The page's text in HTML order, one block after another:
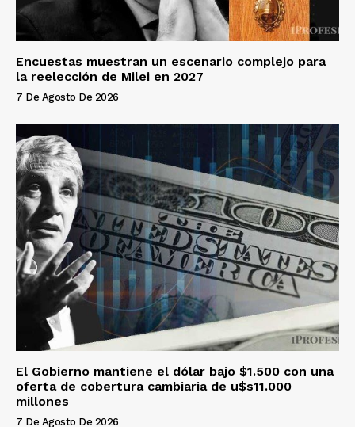
Encuestas muestran un escenario complejo para
la reelección de Milei en 2027
7 De Agosto De 2026
El Gobierno mantiene el dólar bajo $1.500 con una
oferta de cobertura cambiaria de u$s11.000
millones
7 De Agosto De 2026